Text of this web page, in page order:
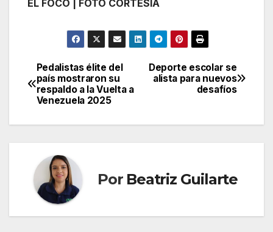
EL FOCO | FOTO CORTESÍA
Navegación
de
entradas
Deporte escolar se
alista para nuevos
desafíos
Pedalistas élite del
país mostraron su
respaldo a la Vuelta a
Venezuela 2025
Por Beatriz Guilarte